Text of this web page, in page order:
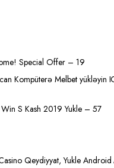
Special Offer – 19
Kompüterə Melbet yükləyin
S Kash 2019 Yukle – 57
Qeydiyyat, Yukle